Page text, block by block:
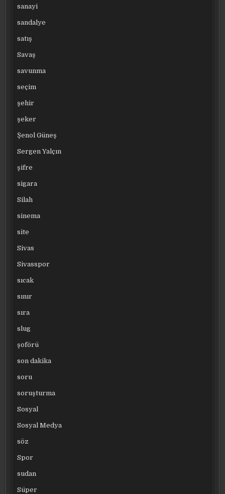
sanayi
sandalye
satış
Savaş
savunma
seçim
şehir
şeker
Şenol Güneş
Sergen Yalçın
şifre
sigara
Silah
sinema
site
Sivas
Sivasspor
sıcak
sınır
sıra
slug
şoförü
son dakika
soru
soruşturma
Sosyal
Sosyal Medya
söz
Spor
sudan
Süper